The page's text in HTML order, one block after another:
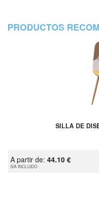
PRODUCTOS
SILLA DE
A partir de: 44.10 €
IVA INCLUIDO